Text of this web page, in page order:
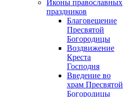
Иконы православных
праздников
Благовещение
Пресвятой
Богородицы
Воздвижение
Креста
Господня
Введение во
храм Пресвятой
Богородицы